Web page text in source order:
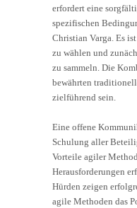
erfordert eine
spezifischen
Christian Varga. Es
zu wählen und
zu sammeln. Die
bewährten
zielführend sein.
Eine offene
Schulung aller
Vorteile agiler
Herausforderungen
Hürden zeigen
agile Methoden das